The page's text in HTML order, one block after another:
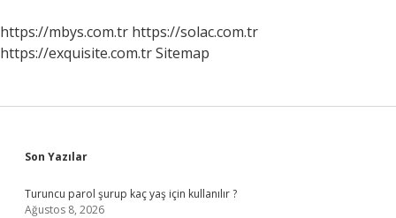
https://mbys.com.tr https://solac.com.tr
https://exquisite.com.trSitemap
Sidebar
Son Yazılar
Turuncu parol şurup kaç yaş için kullanılır ?
Ağustos 8, 2026